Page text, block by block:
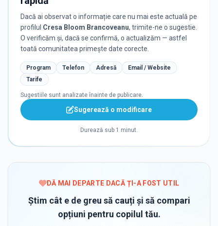
Dacă ai observat o informație care nu mai este actuală pe
profilul Cresa Bloom Brancoveanu, trimite-ne o sugestie.
O verificăm și, dacă se confirmă, o actualizăm — astfel
toată comunitatea primește date corecte.
Program Telefon Adresă
Email / Website
Tarife
Sugestiile sunt analizate înainte de publicare.
Sugerează o modificare
Durează sub 1 minut.
DĂ MAI DEPARTE DACĂ ȚI-A FOST UTIL
Știm cât e de greu să cauți și să compari
opțiuni pentru copilul tău.